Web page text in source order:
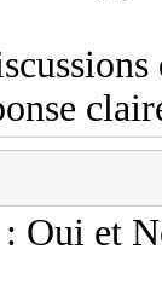
: Oui et